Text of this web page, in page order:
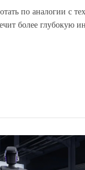
по аналогии с
более глубокую